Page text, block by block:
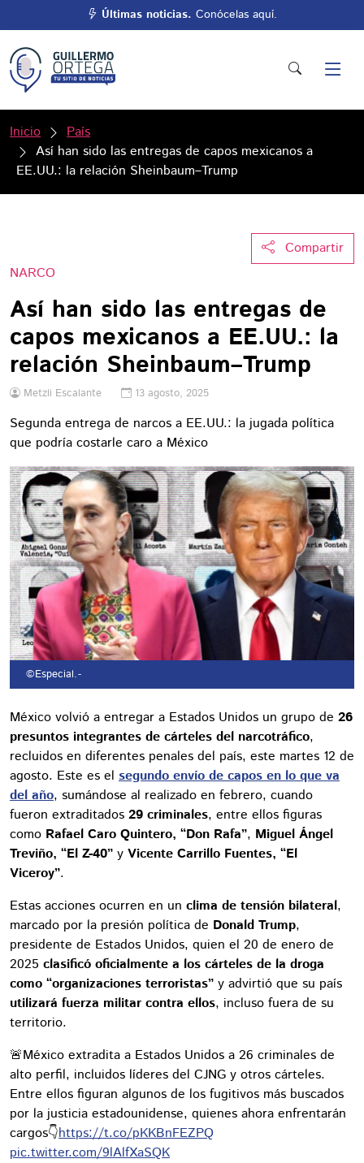
Últimas noticias. Conócelas aquí.
Inicio
País
Así han sido las entregas de capos mexicanos a
EE.UU.: la relación Sheinbaum–Trump
Compartir
NARCO
Así han sido las entregas de
capos mexicanos a EE.UU.: la
relación Sheinbaum–Trump
Metzli Escalante 13 agosto, 2025
Segunda entrega de narcos a EE.UU.: la jugada política
que podría costarle caro a México
©Especial.-
México volvió a entregar a Estados Unidos un grupo de 26
presuntos integrantes de cárteles del narcotráfico,
recluidos en diferentes penales del país, este martes 12 de
agosto. Este es el segundo envío de capos en lo que va
del año, sumándose al realizado en febrero, cuando
fueron extraditados 29 criminales, entre ellos figuras
como Rafael Caro Quintero, “Don Rafa”, Miguel Ángel
Treviño, “El Z-40” y Vicente Carrillo Fuentes, “El
Viceroy”.
Estas acciones ocurren en un clima de tensión bilateral,
marcado por la presión política de Donald Trump,
presidente de Estados Unidos, quien el 20 de enero de
2025 clasificó oficialmente a los cárteles de la droga
como “organizaciones terroristas” y advirtió que su país
utilizará fuerza militar contra ellos, incluso fuera de su
territorio.
🚨México extradita a Estados Unidos a 26 criminales de
alto perfil, incluidos líderes del CJNG y otros cárteles.
Entre ellos figuran algunos de los fugitivos más buscados
por la justicia estadounidense, quienes ahora enfrentarán
cargos👇https://t.co/pKKBnFEZPQ
pic.twitter.com/9lAlfXaSQK